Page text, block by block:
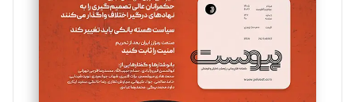
سروش کرمیان
تحریریه
مینا پاکدل